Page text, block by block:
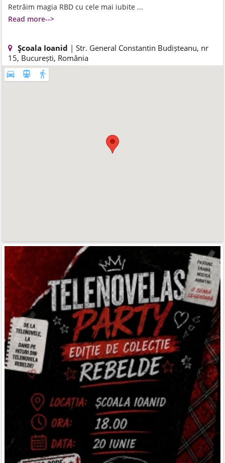
Retrăim magia RBD cu cele mai iubite ...
Read more-->
Şcoala Ioanid | Str. General Constantin Budișteanu, nr
15, București, România
directions_car
directions_subway directions_walk